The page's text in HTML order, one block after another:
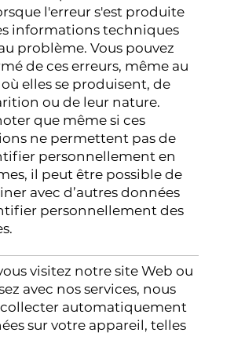
l'erreur s'est produite
informations techniques
problème. Vous pouvez
de ces erreurs, même au
elles se produisent, de
ou de leur nature.
que même si ces
ne permettent pas de
personnellement en
il peut être possible de
avec d’autres données
personnellement des
visitez notre site Web ou
avec nos services, nous
automatiquement
sur votre appareil, telles